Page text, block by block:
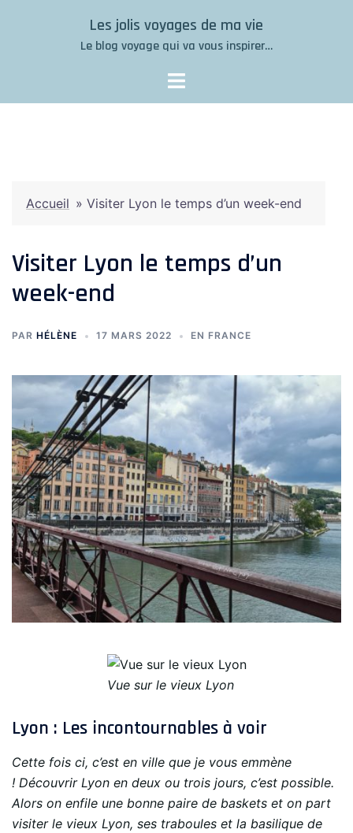
Les jolis voyages de ma vie
Le blog voyage qui va vous inspirer…
Accueil » Visiter Lyon le temps d’un week-end
Visiter Lyon le temps d’un
week-end
PAR HÉLÈNE 17 MARS 2022 EN FRANCE
Vue sur le vieux Lyon
Lyon : Les incontournables à voir
Cette fois ci, c’est en ville que je vous emmène
! Découvrir Lyon en deux ou trois jours, c’est possible.
Alors on enfile une bonne paire de baskets et on part
visiter le vieux Lyon, ses traboules et la basilique de